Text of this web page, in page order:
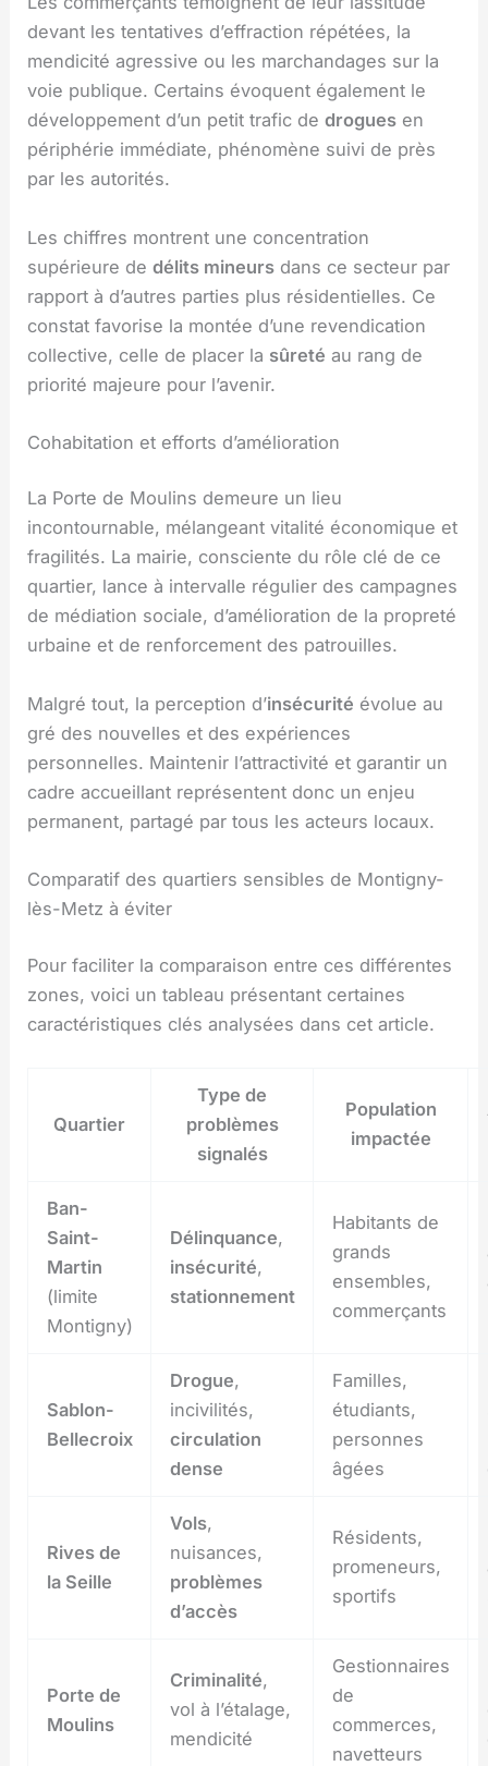
devant les tentatives d’effraction répétées, la
mendicité agressive ou les marchandages sur la
voie publique. Certains évoquent également le
développement d’un petit trafic dedrogues en
périphérie immédiate, phénomène suivi de près
par les autorités.
Les chiffres montrent une concentration
supérieure dedélits mineurs dans ce secteur par
rapport à d’autres parties plus résidentielles. Ce
constat favorise la montée d’une revendication
collective, celle de placer la sûreté au rang de
priorité majeure pour l’avenir.
Cohabitation et efforts d’amélioration
La Porte de Moulins demeure un lieu
incontournable, mélangeant vitalité économique et
fragilités. La mairie, consciente du rôle clé de ce
quartier, lance à intervalle régulier des campagnes
de médiation sociale, d’amélioration de la propreté
urbaine et de renforcement des patrouilles.
Malgré tout, la perception d’insécurité évolue au
gré des nouvelles et des expériences
personnelles. Maintenir l’attractivité et garantir un
cadre accueillant représentent donc un enjeu
permanent, partagé par tous les acteurs locaux.
Comparatif des quartiers sensibles de Montigny-
lès-Metz à éviter
Pour faciliter la comparaison entre ces différentes
zones, voici un tableau présentant certaines
caractéristiques clés analysées dans cet article.
Quartier
Type de
problèmes
signalés
Population
impactée
Ban-
Saint-
Martin
(limite
Montigny)
Délinquance,
insécurité,
stationnement
Habitants de
grands
ensembles,
commerçants
Sablon-
Bellecroix
Drogue,
incivilités,
circulation
dense
Familles,
étudiants,
personnes
âgées
Rives de
la Seille
Vols,
nuisances,
problèmes
d’accès
Résidents,
promeneurs,
sportifs
Porte de
Moulins
Criminalité,
vol à l’étalage,
mendicité
Gestionnaires
de
commerces,
navetteurs